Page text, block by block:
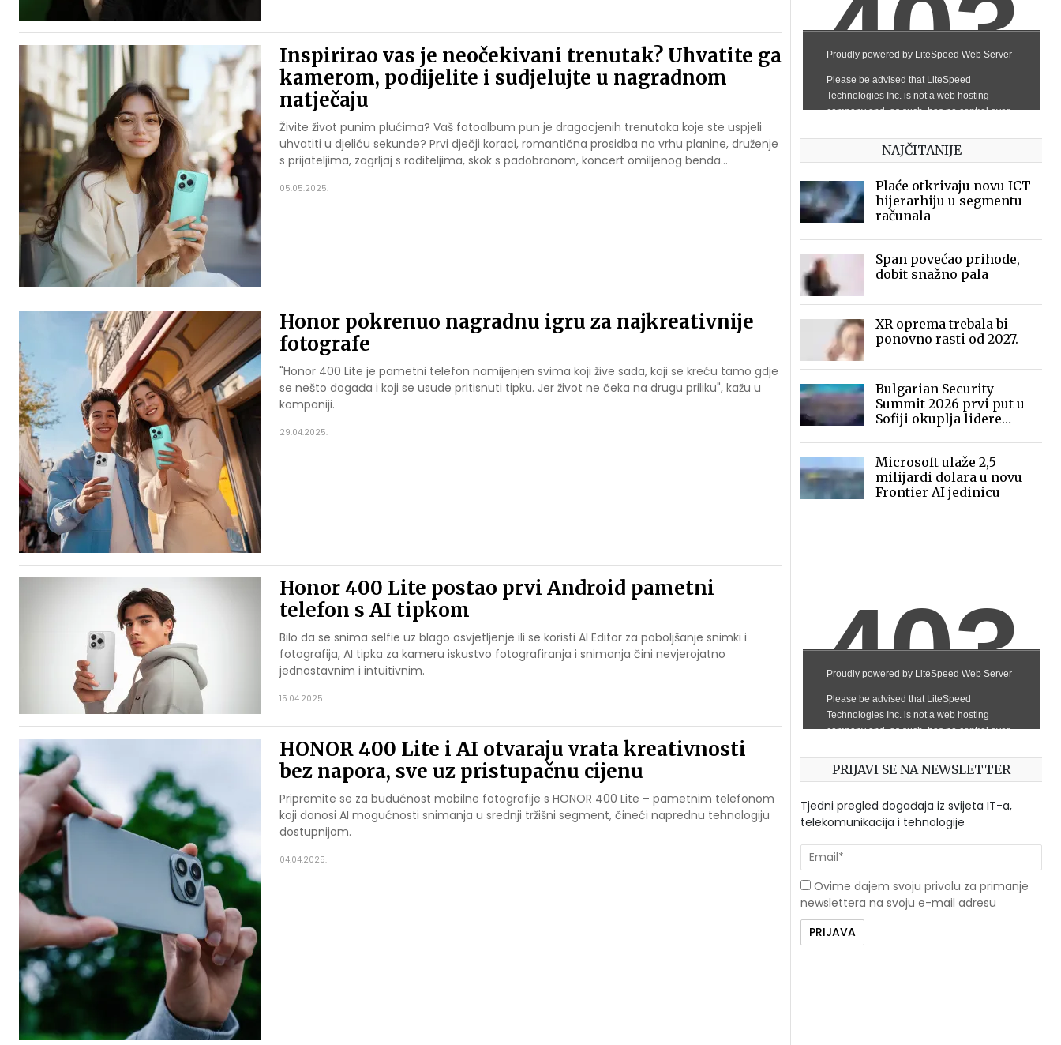
Inspirirao vas je neočekivani trenutak? Uhvatite ga
kamerom, podijelite i sudjelujte u nagradnom
natječaju
Živite život punim plućima? Vaš fotoalbum pun je dragocjenih trenutaka koje ste uspjeli
uhvatiti u djeliću sekunde? Prvi dječji koraci, romantična prosidba na vrhu planine, druženje
s prijateljima, zagrljaj s roditeljima, skok s padobranom, koncert omiljenog benda…
05.05.2025.
Honor pokrenuo nagradnu igru za najkreativnije
fotografe
"Honor 400 Lite je pametni telefon namijenjen svima koji žive sada, koji se kreću tamo gdje
se nešto događa i koji se usude pritisnuti tipku. Jer život ne čeka na drugu priliku", kažu u
kompaniji.
29.04.2025.
Honor 400 Lite postao prvi Android pametni
telefon s AI tipkom
Bilo da se snima selfie uz blago osvjetljenje ili se koristi AI Editor za poboljšanje snimki i
fotografija, AI tipka za kameru iskustvo fotografiranja i snimanja čini nevjerojatno
jednostavnim i intuitivnim.
15.04.2025.
HONOR 400 Lite i AI otvaraju vrata kreativnosti
bez napora, sve uz pristupačnu cijenu
Pripremite se za budućnost mobilne fotografije s HONOR 400 Lite – pametnim telefonom
koji donosi AI mogućnosti snimanja u srednji tržišni segment, čineći naprednu tehnologiju
dostupnijom.
04.04.2025.
NAJČITANIJE
Plaće otkrivaju novu ICT
hijerarhiju u segmentu
računala
Span povećao prihode,
dobit snažno pala
XR oprema trebala bi
ponovno rasti od 2027.
Bulgarian Security
Summit 2026 prvi put u
Sofiji okuplja lidere
Microsoft ulaže 2,5
milijardi dolara u novu
Frontier AI jedinicu
PRIJAVI SE NA NEWSLETTER
Tjedni pregled događaja iz svijeta IT-a,
telekomunikacija i tehnologije
Ovime dajem svoju privolu za primanje
newslettera na svoju e-mail adresu